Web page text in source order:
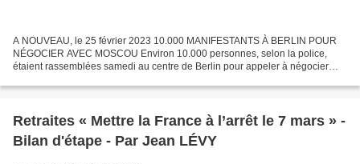
A NOUVEAU, le 25 février 2023 10.000 MANIFESTANTS À BERLIN POUR
NÉGOCIER AVEC MOSCOU Environ 10.000 personnes, selon la police,
étaient rassemblées samedi au centre de Berlin pour appeler à négocier
Retraites « Mettre la France à l’arrêt le 7 mars » -
Bilan d'étape - Par Jean LÉVY